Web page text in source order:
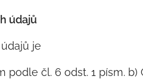
údajů
je
čl. 6 odst. 1 písm. b)